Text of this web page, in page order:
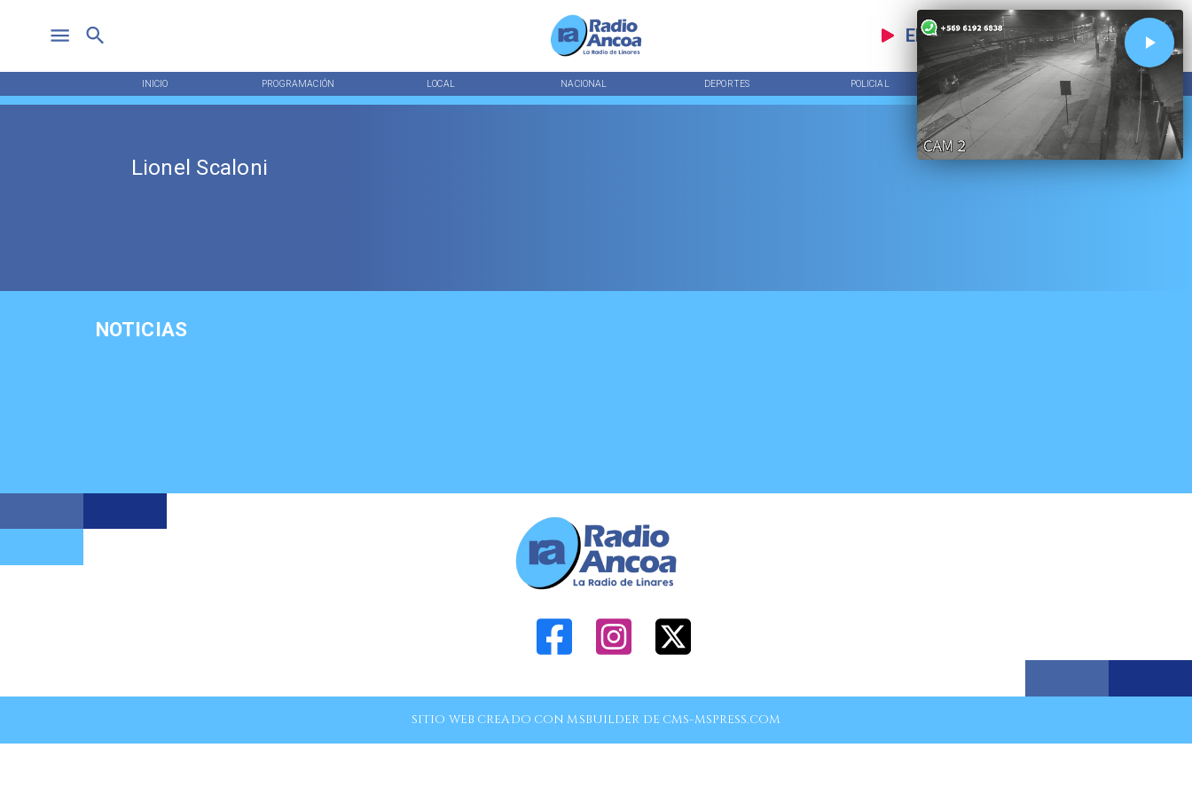
EN VIVO
INICIO PROGRAMACIÓN LOCAL NACIONAL DEPORTES POLICIAL TENDENCIAS
Lionel Scaloni
NOTICIAS
SITIO WEB CREADO CON MSBUILDER DE CMS-MSPRESS.COM